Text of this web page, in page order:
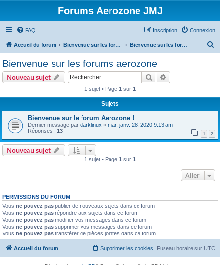
Forums Aerozone JMJ
FAQ Connexion
Inscription
Accueil du forum Bienvenue sur les forums Aerozone! Bienvenue sur les forums aerozone
e
Bienvenue sur les forums aerozone
Nouveau sujet Rechercher
1 sujet • Page 1 sur 1
Sujets
Bienvenue sur le forum Aerozone !
Dernier message par darklinux « mar. janv. 28, 2020 9:13 am
Réponses : 13 1 2
Nouveau sujet
1 sujet • Page 1 sur 1
Aller
PERMISSIONS DU FORUM
Vous ne pouvez pas publier de nouveaux sujets dans ce forum
Vous ne pouvez pas répondre aux sujets dans ce forum
Vous ne pouvez pas modifier vos messages dans ce forum
Vous ne pouvez pas supprimer vos messages dans ce forum
Vous ne pouvez pas transférer de pièces jointes dans ce forum
Accueil du forum Fuseau horaire sur UTC
Supprimer les cookies